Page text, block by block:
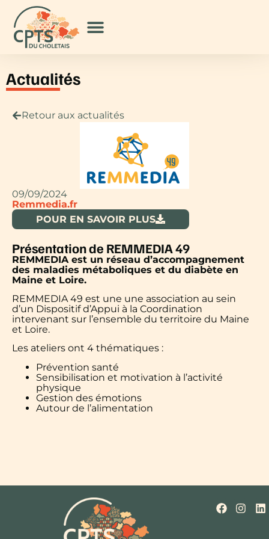
Actualités
Retour aux actualités
09/09/2024
Remmedia.fr
POUR EN SAVOIR PLUS
Présentation de REMMEDIA 49
REMMEDIA est un réseau d’accompagnement
des maladies métaboliques et du diabète en
Maine et Loire.
REMMEDIA 49 est une une association au sein
d’un Dispositif d’Appui à la Coordination
intervenant sur l’ensemble du territoire du Maine
et Loire.
Les ateliers ont 4 thématiques :
Prévention santé
Sensibilisation et motivation à l’activité
physique
Gestion des émotions
Autour de l’alimentation